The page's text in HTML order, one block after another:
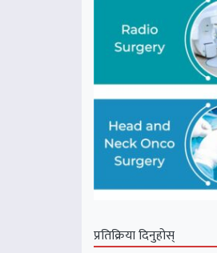
प्रतिक्रिया दिनुहोस्